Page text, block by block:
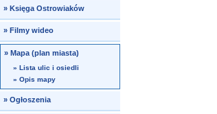
»Księga Ostrowiaków
»Filmy wideo
»Mapa (plan miasta)
»Lista ulic i osiedli
»Opis mapy
»Ogłoszenia